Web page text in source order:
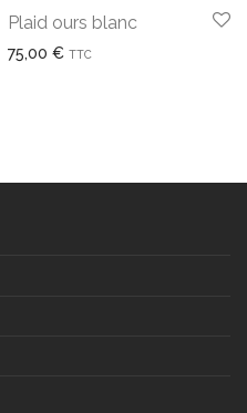
Plaid ours blanc
75,00 € TTC